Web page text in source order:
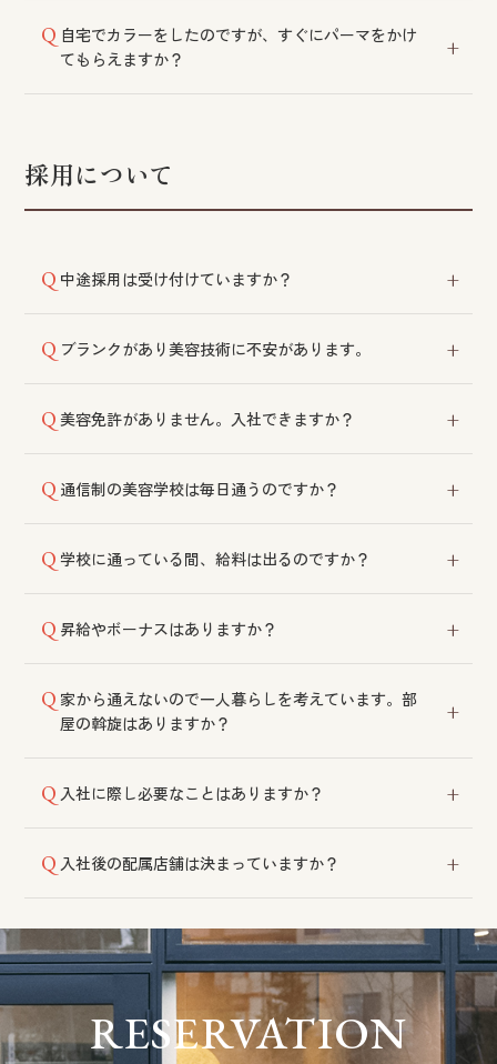
をされる方は必須となりますので、お時間に余裕を持
ってご相談ください。
自宅でカラーをしたのですが、すぐにパーマをかけ
てもらえますか？
の度合いによってはお断りする場合もございます。
採用について
中途採用は受け付けていますか？
ブランクがあり美容技術に不安があります。
術向上をサポートいたします。
美容免許がありません。入社できますか？
門学校へ入学し、働きながら週1回のスクーリングに通
っていただきます。免許をお持ちでない一般の方も同
通信制の美容学校は毎日通うのですか？
いません。
学校に通っている間、給料は出るのですか？
利用は不要です。
昇給やボーナスはありますか？
客紹介手当なども設けております。昇給は年1回ではな
く技術習得のタイミングごとです。ボーナスは業績に
応じて支給しており、直近3年間は支給実績がございま
す。
家から通えないので一人暮らしを考えています。部
屋の斡旋はありますか？
しており、経済的にもメリットのある制度です。4店舗
いずれへのアクセスも良好な立地です。
入社に際し必要なことはありますか？
の幅が広がりますので取得をおすすめしております。
入社後の配属店舗は決まっていますか？
に指定することはできません。各店舗は仙台市内にあ
り、車で10〜20分程度の距離です。
RESERVATION